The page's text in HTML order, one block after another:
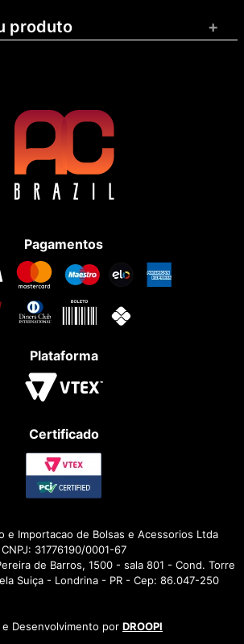
produto +
Pagamentos
Plataforma
Certificado
e Importacao de Bolsas e Acessorios Ltda
CNPJ: 31776190/0001-67
de Barros, 1500 - sala 801 - Cond. Torre
Suiça - Londrina - PR - Cep: 86.047-250
e Desenvolvimento por DROOPI